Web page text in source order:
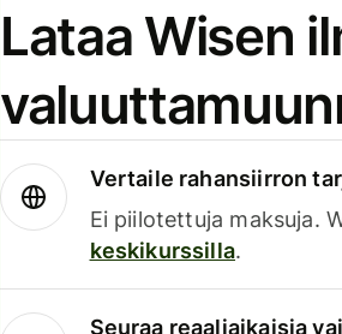
Lataa Wisen
Vertaile rahansiirron
Ei piilotettuja maksuja.
keskikurssilla.
Seuraa reaaliaikaisia